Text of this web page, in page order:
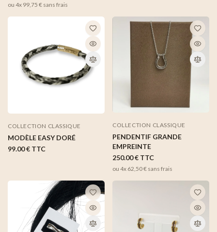
ou 4x 99,75 € sans frais
COLLECTION CLASSIQUE
MODÈLE EASY DORÉ
99.00 € TTC
COLLECTION CLASSIQUE
PENDENTIF GRANDE
EMPREINTE
250.00 € TTC
ou 4x 62,50 € sans frais